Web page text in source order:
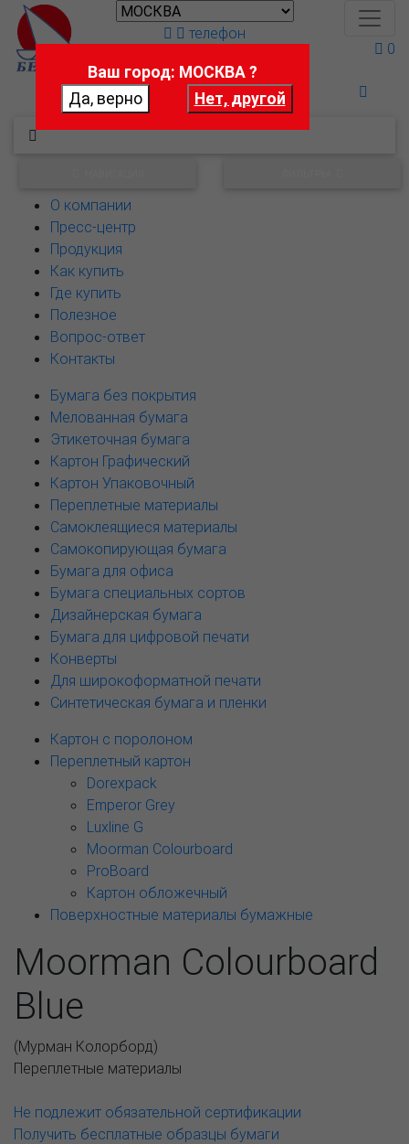
Поможем выбрать
телефон
0
О компании
Пресс-центр
Продукция
Как купить
Где купить
Полезное
Вопрос-ответ
Контакты
Бумага без покрытия
Мелованная бумага
Этикеточная бумага
Картон Графический
Картон Упаковочный
Переплетные материалы
Самоклеящиеся материалы
Самокопирующая бумага
Бумага для офиса
Бумага специальных сортов
Дизайнерская бумага
Бумага для цифровой печати
Конверты
Для широкоформатной печати
Синтетическая бумага и пленки
Картон с поролоном
Переплетный картон
Dorexpack
Emperor Grey
Luxline G
Moorman Colourboard
ProBoard
Картон обложечный
Поверхностные материалы бумажные
Moorman Colourboard
Blue
(Мурман Колорборд)
Переплетные материалы
Не подлежит обязательной сертификации
Получить бесплатные образцы бумаги
Ваш город: МОСКВА ?